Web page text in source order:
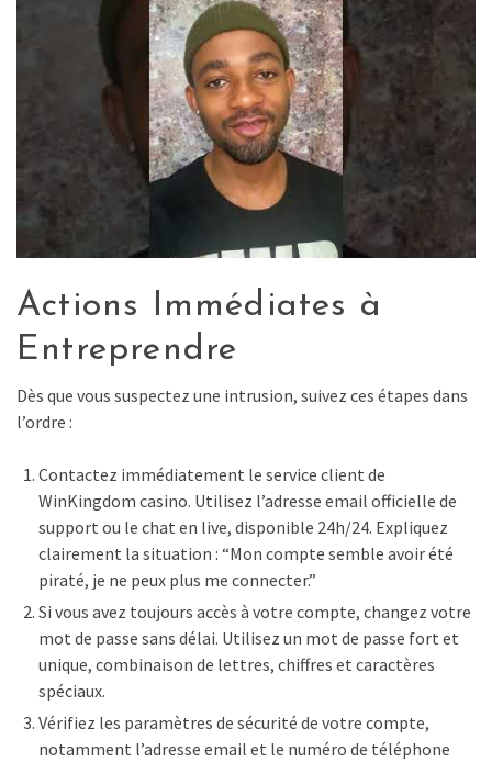
Actions Immédiates à
Entreprendre
Dès que vous suspectez une intrusion, suivez ces étapes dans
l’ordre :
Contactez immédiatement le service client de
WinKingdom casino. Utilisez l’adresse email officielle de
support ou le chat en live, disponible 24h/24. Expliquez
clairement la situation : “Mon compte semble avoir été
piraté, je ne peux plus me connecter.”
Si vous avez toujours accès à votre compte, changez votre
mot de passe sans délai. Utilisez un mot de passe fort et
unique, combinaison de lettres, chiffres et caractères
spéciaux.
Vérifiez les paramètres de sécurité de votre compte,
notamment l’adresse email et le numéro de téléphone